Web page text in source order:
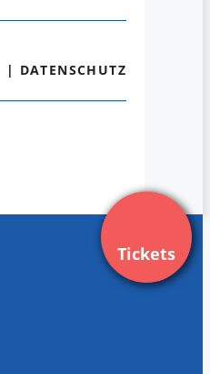
Tickets
| DATENSCHUTZ